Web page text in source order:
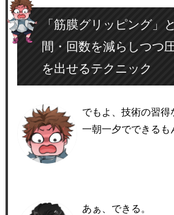
「筋膜グリッピング」
間・回数を減らしつつ
を出せるテクニック
でもよ、技術の習得
一朝一夕でできるも
あぁ、できる。